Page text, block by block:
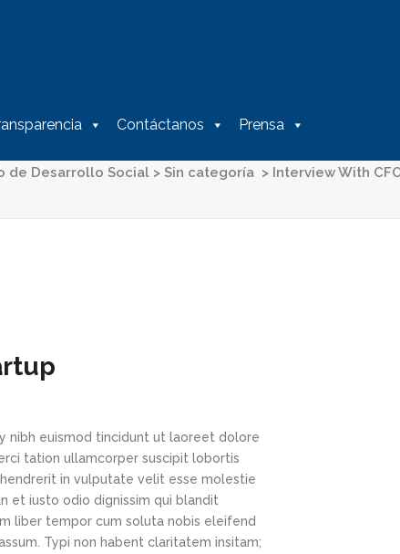
Contáctanos Prensa
de Desarrollo Social > Sin categoría > Interview With
nibh euismod tincidunt ut laoreet dolore
tation ullamcorper suscipit lobortis
in vulputate velit esse molestie
et iusto odio dignissim qui blandit
liber tempor cum soluta nobis eleifend
Typi non habent claritatem insitam;